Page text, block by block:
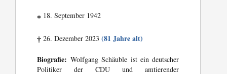
* 18. September 1942
† 26. Dezember 2023(81 Jahre alt)
Biografie: Wolfgang Schäuble ist ein deutscher
Politiker der CDU und amtierender